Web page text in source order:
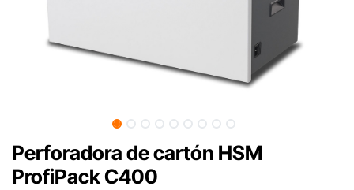
Perforadora de cartón HSM
ProfiPack C400